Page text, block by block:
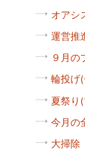
オアシ
運営推
９月
輪投げ
夏祭り
今月の
大掃除